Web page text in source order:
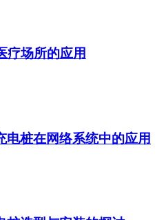
疗场所的应用
电桩在网络系统中的应用